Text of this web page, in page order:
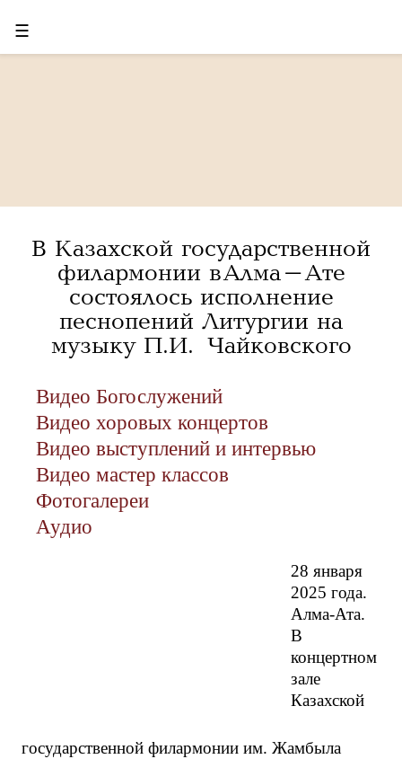
☰
В Казахской государственной
филармонии в Алма-Ате
состоялось исполнение
песнопений Литургии на
музыку П.И. Чайковского
Видео Богослужений
Видео хоровых концертов
Видео выступлений и интервью
Видео мастер классов
Фотогалереи
Аудио
28 января
2025 года.
Алма-Ата.
В
концертном
зале
Казахской
государственной филармонии им. Жамбыла